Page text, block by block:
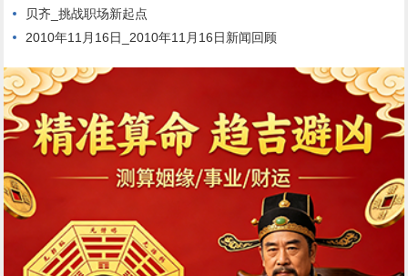
贝齐_挑战职场新起点
2010年11月16日_2010年11月16日新闻回顾